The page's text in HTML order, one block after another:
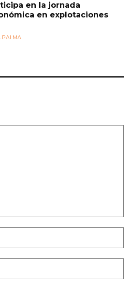
en la jornada
en explotaciones
PALMA